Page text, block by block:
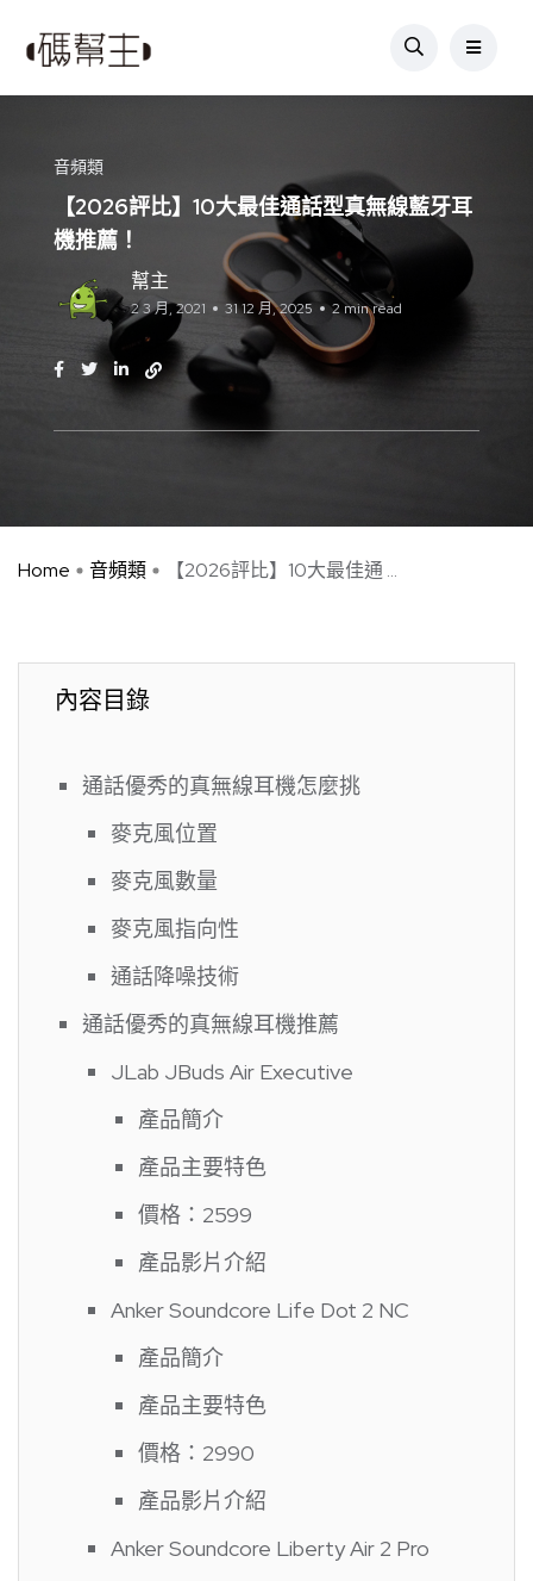
音頻類
【2026評比】10大最佳通話型真無線藍牙耳
機推薦！
幫主
2 3 月, 2021 31 12 月, 2025 2 min read
Home 音頻類 【2026評比】10大最佳通 ...
內容目錄
通話優秀的真無線耳機怎麼挑
麥克風位置
麥克風數量
麥克風指向性
通話降噪技術
通話優秀的真無線耳機推薦
JLab JBuds Air Executive
產品簡介
產品主要特色
價格：2599
產品影片介紹
Anker Soundcore Life Dot 2 NC
產品簡介
產品主要特色
價格：2990
產品影片介紹
Anker Soundcore Liberty Air 2 Pro